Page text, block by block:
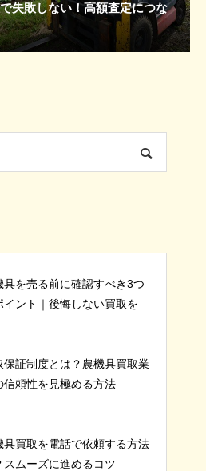
失敗しない！高額査定につな
具を売る前に確認すべき3つ
イント｜後悔しない買取を
保証制度とは？農機具買取業
信頼性を見極める方法
具買取を電話で依頼する方法
スムーズに進めるコツ